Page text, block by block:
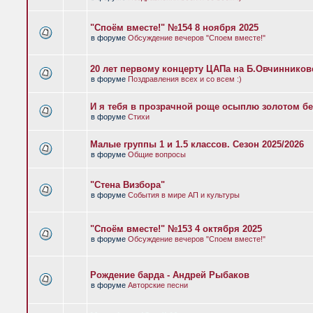
"Споём вместе!" №154 8 ноября 2025
в форуме Обсуждение вечеров "Споем вместе!"
20 лет первому концерту ЦАПа на
в форуме Поздравления всех и со всем :)
И я тебя в прозрачной роще осыплю золотом
в форуме Стихи
Малые группы 1 и 1.5 классов. Сезон 2025/2026
в форуме Общие вопросы
"Стена Визбора"
в форуме События в мире АП и культуры
"Споём вместе!" №153 4 октября 2025
в форуме Обсуждение вечеров "Споем вместе!"
Рождение барда - Андрей Рыбаков
в форуме Авторские песни